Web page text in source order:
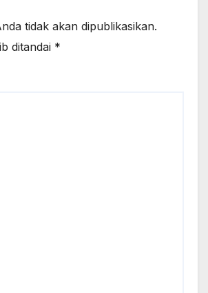
tidak akan dipublikasikan.
ditandai *